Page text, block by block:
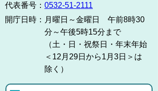
代表番号： 0532-51-2111
開庁日時： 月曜日～金曜日 午前8時30
分～午後5時15分まで
（土・日・祝祭日・年末年始
＜12月29日から1月3日＞は
除く）